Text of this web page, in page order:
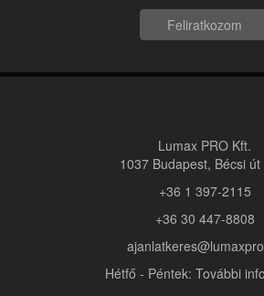
Feliratkozom
Lumax PRO Kft.
1037 Budapest, Bécsi út
+36 1 397-2115
+36 30 447-8808
Hétfő - Péntek: További